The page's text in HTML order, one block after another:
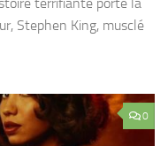
Stephen King, musclé
0